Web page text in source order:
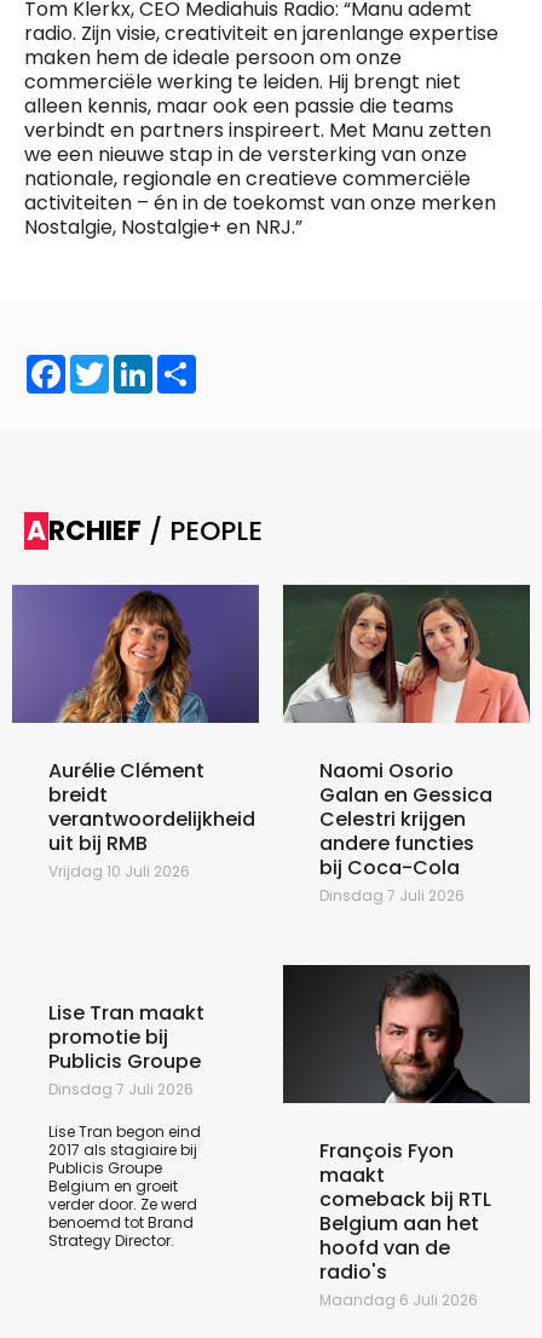
Tom Klerkx, CEO Mediahuis Radio: “Manu ademt
radio. Zijn visie, creativiteit en jarenlange expertise
maken hem de ideale persoon om onze
commerciële werking te leiden. Hij brengt niet
alleen kennis, maar ook een passie die teams
verbindt en partners inspireert. Met Manu zetten
we een nieuwe stap in de versterking van onze
nationale, regionale en creatieve commerciële
activiteiten – én in de toekomst van onze merken
Nostalgie, Nostalgie+ en NRJ.”
Facebook
TwitterLinkedIn
ARCHIEF / PEOPLE
Aurélie Clément
breidt
verantwoordelijkheid
uit bij RMB
Vrijdag 10 Juli 2026
Naomi Osorio
Galan en Gessica
Celestri krijgen
andere functies
bij Coca-Cola
Dinsdag 7 Juli 2026
Lise Tran maakt
promotie bij
Publicis Groupe
Dinsdag 7 Juli 2026
Lise Tran begon eind
2017 als stagiaire bij
Publicis Groupe
Belgium en groeit
verder door. Ze werd
benoemd tot Brand
Strategy Director.
François Fyon
maakt
comeback bij RTL
Belgium aan het
hoofd van de
radio's
Maandag 6 Juli 2026
Chief Editor
Griet Byl
0475 97 12 57
g.byl@mm.be
Chief Editor
Damien Lemaire
0477 37 31 65
d.lemaire@mm.be
Daily
access
5 x week
MM e - News
1 x week
MM Brunch
1 x week
MM Tech
10 x year
MM Best of
Research
10 x year
MM Blue
4 x year
MM Magazine